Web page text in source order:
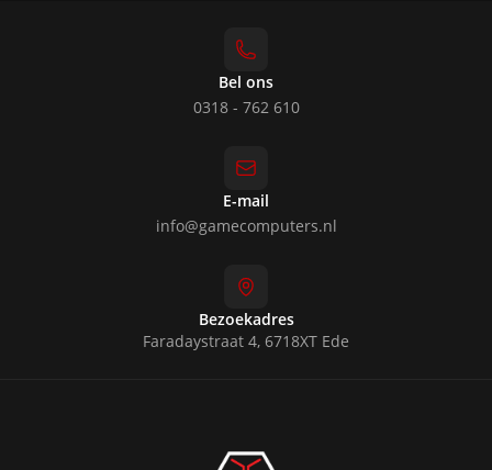
Bel ons
0318 - 762 610
E-mail
info@gamecomputers.nl
Bezoekadres
Faradaystraat 4, 6718XT Ede